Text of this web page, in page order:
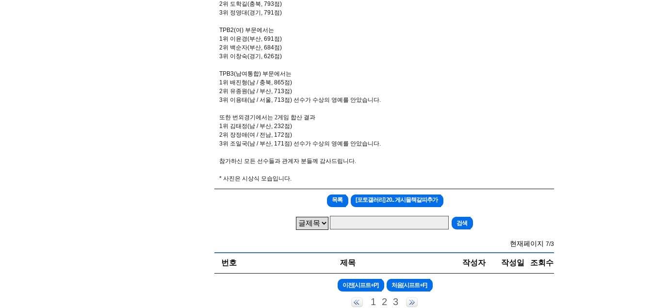
2위 도학길(충북, 793점)
3위 정영대(경기, 791점)
TPB2(여) 부문에서는
1위 이윤경(부산, 691점)
2위 백순자(부산, 684점)
3위 이창숙(경기, 626점)
TPB3(남여통합) 부문에서는
1위 배진형(남 / 충북, 865점)
2위 유종원(남 / 부산, 713점)
3위 이용태(남 / 서울, 713점) 선수가 수상의 영예를 안았습니다.
또한 번외경기에서는 2게임 합산 결과
1위 김태정(남 / 부산, 232점)
2위 장정애(여 / 전남, 172점)
3위 조일국(남 / 부산, 171점) 선수가 수상의 영예를 안았습니다.
참가하신 모든 선수들과 관계자 분들께 감사드립니다.
* 사진은 시상식 모습입니다.
목록 [포토갤러리] 20.. 게시물책갈피추가
현재페이지 7/3
번호 제목 작성자 작성일 조회수
1 2 3